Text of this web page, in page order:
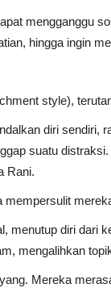
mengganggu
hingga ingin
style),
diri sendiri,
suatu
Rani.
mempersulit
menutup diri dari
mengalihkan
Mereka